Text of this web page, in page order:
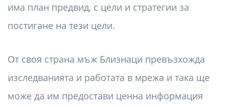
има план предвид, с цели и стратегии за
постигане на тези цели.
От своя страна мъж Близнаци превъзхожда
изследванията и работата в мрежа и така ще
може да им предостави ценна информация